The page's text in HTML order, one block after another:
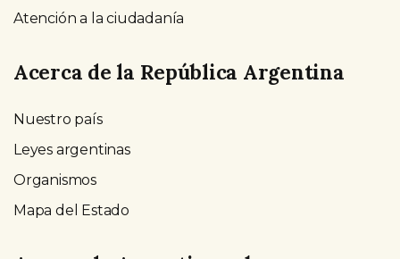
Atención a la ciudadanía
Acerca de la República Argentina
Nuestro país
Leyes argentinas
Organismos
Mapa del Estado